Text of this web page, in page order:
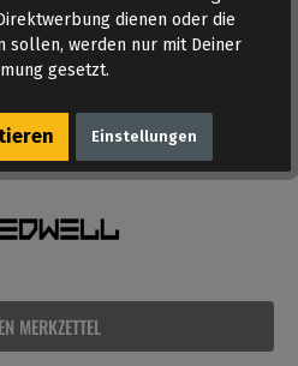
MERKZETTEL
und diskutieren...
dienen oder die
sollen, werden nur mit Deiner
gesetzt.
Einstellungen